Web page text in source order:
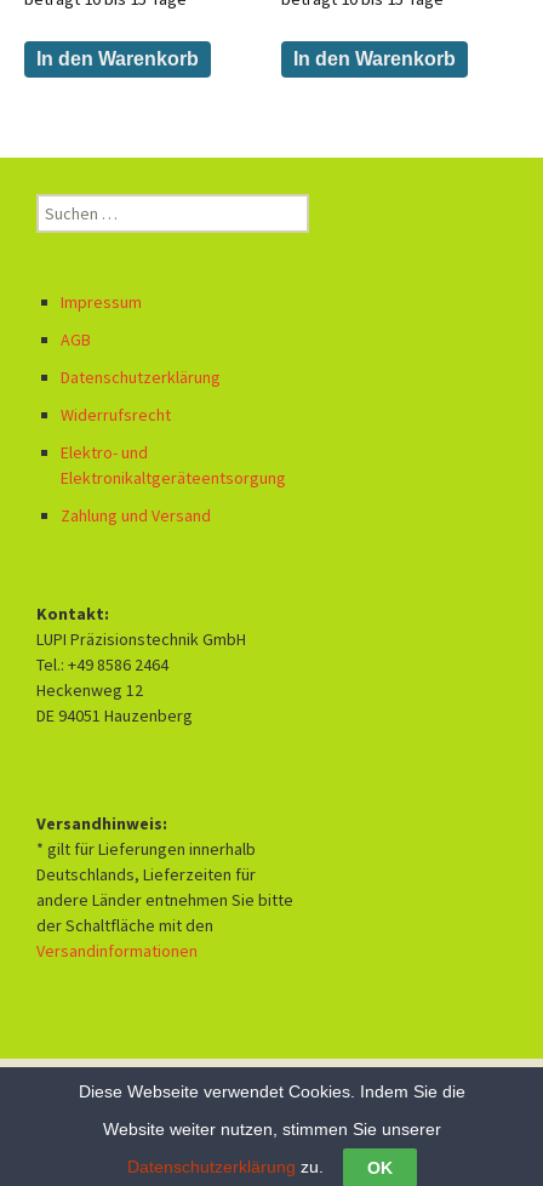
In den Warenkorb In den Warenkorb
Suchen
nach:
Impressum
AGB
Datenschutzerklärung
Widerrufsrecht
Elektro- und
Elektronikaltgeräteentsorgung
Zahlung und Versand
Kontakt:
LUPI Präzisionstechnik GmbH
Tel.: +49 8586 2464
Heckenweg 12
DE 94051 Hauzenberg
Versandhinweis:
* gilt für Lieferungen innerhalb
Deutschlands, Lieferzeiten für
andere Länder entnehmen Sie bitte
der Schaltfläche mit den
Versandinformationen
Vertrag widerrufen
Diese Webseite verwendet Cookies. Indem Sie die
Website weiter nutzen, stimmen Sie unserer
Datenschutzerklärung zu. OK